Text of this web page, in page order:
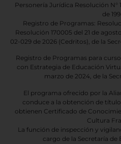
Personería Jurídica Resolución N°
de
Registro de Programas:
Resolución 170005 del 21 de
02-029 de 2026 (Cedritos), de la
Registro de Programas para
con Estrategia de Educación
marzo de 2024, de la
El programa ofrecido por la
conduce a la obtención de
obtienen Certificado de
Cultura
La función de inspección y
cargo de la Secretaría